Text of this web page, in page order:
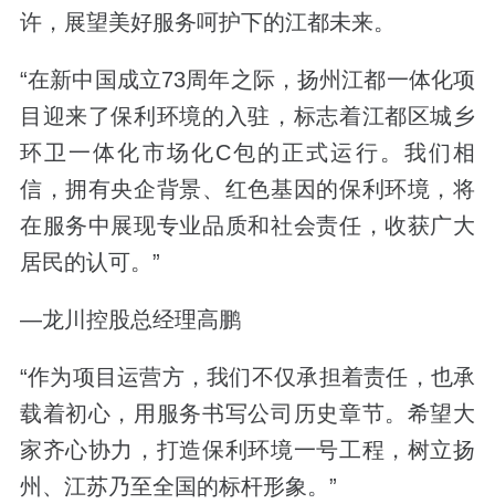
许，展望美好服务呵护下的江都未来。
“在新中国成立73周年之际，扬州江都一体化项
目迎来了保利环境的入驻，标志着江都区城乡
环卫一体化市场化C包的正式运行。我们相
信，拥有央企背景、红色基因的保利环境，将
在服务中展现专业品质和社会责任，收获广大
居民的认可。”
—龙川控股总经理高鹏
“作为项目运营方，我们不仅承担着责任，也承
载着初心，用服务书写公司历史章节。希望大
家齐心协力，打造保利环境一号工程，树立扬
州、江苏乃至全国的标杆形象。”